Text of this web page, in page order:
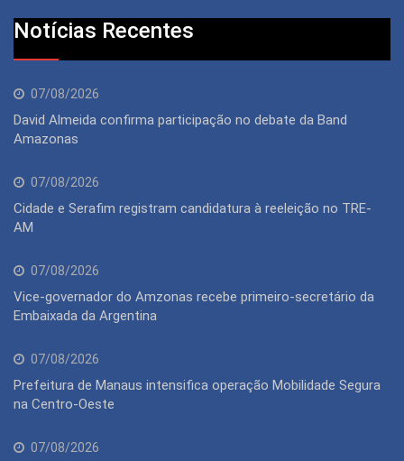
Notícias Recentes
07/08/2026
David Almeida confirma participação no debate da Band
Amazonas
07/08/2026
Cidade e Serafim registram candidatura à reeleição no TRE-
AM
07/08/2026
Vice-governador do Amzonas recebe primeiro-secretário da
Embaixada da Argentina
07/08/2026
Prefeitura de Manaus intensifica operação Mobilidade Segura
na Centro-Oeste
07/08/2026